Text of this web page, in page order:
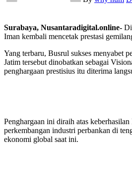
Surabaya, Nusantaradigital.online-
Iman kembali mencetak prestasi
Yang terbaru, Busrul sukses menyabet penghargaan dari Sekolah Pascasarjana Universitas Airlangga. Orang nomor satu di Bank
Jatim tersebut dinobatkan sebagai
penghargaan prestisius itu diterima
Penghargaan ini diraih atas
perkembangan industri perbankan di
ekonomi global saat ini.